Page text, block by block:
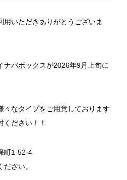
用いただきありがとうございま
ナバボックスが2026年9月上旬に
々なタイプをご用意しております
ださい！！
町1-52-4
さい。